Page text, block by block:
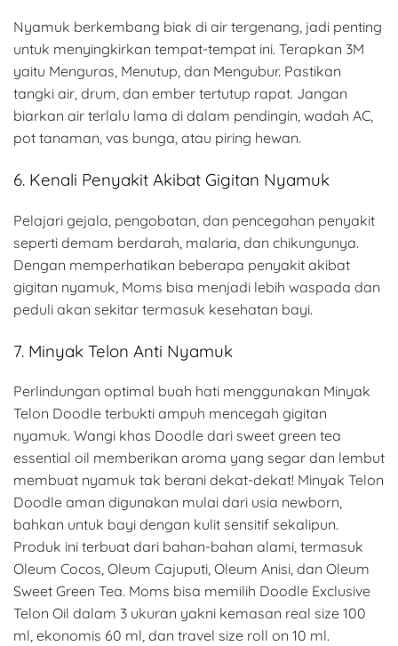
Nyamuk berkembang biak di air tergenang, jadi penting
untuk menyingkirkan tempat-tempat ini. Terapkan 3M
yaitu Menguras, Menutup, dan Mengubur. Pastikan
tangki air, drum, dan ember tertutup rapat. Jangan
biarkan air terlalu lama di dalam pendingin, wadah AC,
pot tanaman, vas bunga, atau piring hewan.
6. Kenali Penyakit Akibat Gigitan Nyamuk
Pelajari gejala, pengobatan, dan pencegahan penyakit
seperti demam berdarah, malaria, dan chikungunya.
Dengan memperhatikan beberapa penyakit akibat
gigitan nyamuk, Moms bisa menjadi lebih waspada dan
peduli akan sekitar termasuk kesehatan bayi.
7. Minyak Telon Anti Nyamuk
Perlindungan optimal buah hati menggunakan Minyak
Telon Doodle terbukti ampuh mencegah gigitan
nyamuk. Wangi khas Doodle dari sweet green tea
essential oil memberikan aroma yang segar dan lembut
membuat nyamuk tak berani dekat-dekat! Minyak Telon
Doodle aman digunakan mulai dari usia newborn,
bahkan untuk bayi dengan kulit sensitif sekalipun.
Produk ini terbuat dari bahan-bahan alami, termasuk
Oleum Cocos, Oleum Cajuputi, Oleum Anisi, dan Oleum
Sweet Green Tea. Moms bisa memilih Doodle Exclusive
Telon Oil dalam 3 ukuran yakni kemasan real size 100
ml, ekonomis 60 ml, dan travel size roll on 10 ml.